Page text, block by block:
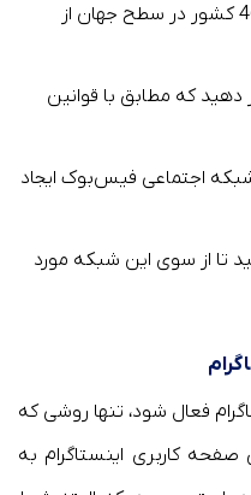
بودند. در حالی که اکنون حدود 46 کشور در سطح جهان از
دهید که مطابق با قوانین
شبکه اجتماعی فیس‌بوک ایجاد
باشید تا از سوی این شبکه مورد
فعال شود، تنها روشی که
صفحه کاربری اینستاگرام به